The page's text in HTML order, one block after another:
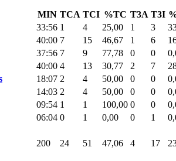
MIN TCA TCI %TC T3A T3I
33:56 1 4 25,00 1 3
40:00 7 15 46,67 1 6
37:56 7 9 77,78 0 0
40:00 4 13 30,77 2 7
18:07 2 4 50,00 0 0
14:03 2 4 50,00 0 0
09:54 1 1 100,00 0 0
06:04 0 1 0,00 0 1
200 24 51 47,06 4 17